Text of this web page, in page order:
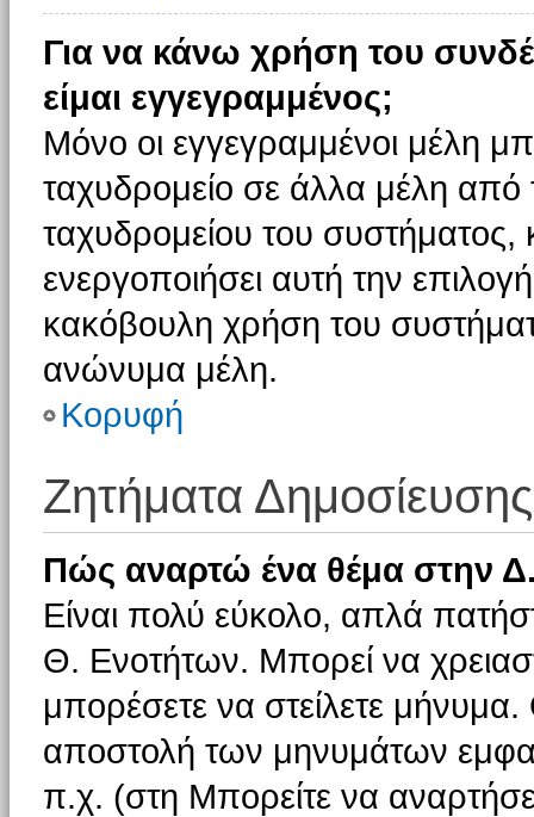
Για να κάνω χρήση του
είμαι εγγεγραμμένος;
Μόνο οι εγγεγραμμένοι μέλη
ταχυδρομείο σε άλλα μέλη
ταχυδρομείου του συστήματος,
ενεργοποιήσει αυτή την
κακόβουλη χρήση του
ανώνυμα μέλη.
Κορυφή
Ζητήματα Δημοσίευσης
Πώς αναρτώ ένα θέμα στην
Είναι πολύ εύκολο, απλά
Θ. Ενοτήτων. Μπορεί να
μπορέσετε να στείλετε μήνυμα.
αποστολή των μηνυμάτων
π.χ. (στη Μπορείτε να